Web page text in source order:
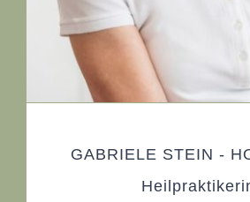
GABRIELE STEIN -